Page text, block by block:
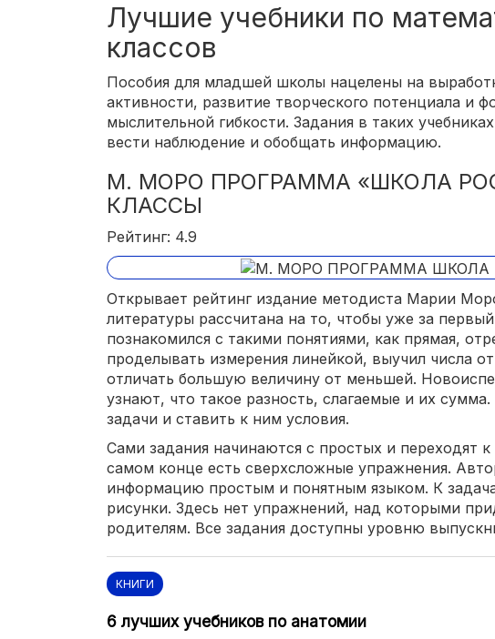
Лучшие учебники по
классов
Пособия для младшей школы нацелены на
активности, развитие творческого потенциала и
мыслительной гибкости. Задания в таких
вести наблюдение и обобщать информацию.
М. МОРО ПРОГРАММА «ШКОЛА
КЛАССЫ
Рейтинг: 4.9
Открывает рейтинг издание методиста Марии
литературы рассчитана на то, чтобы уже за
познакомился с такими понятиями, как прямая,
проделывать измерения линейкой, выучил числа
отличать большую величину от меньшей.
узнают, что такое разность, слагаемые и их
задачи и ставить к ним условия.
Сами задания начинаются с простых и переходят
самом конце есть сверхсложные упражнения.
информацию простым и понятным языком. К
рисунки. Здесь нет упражнений, над которыми
родителям. Все задания доступны уровню
КНИГИ
6 лучших учебников по анатомии